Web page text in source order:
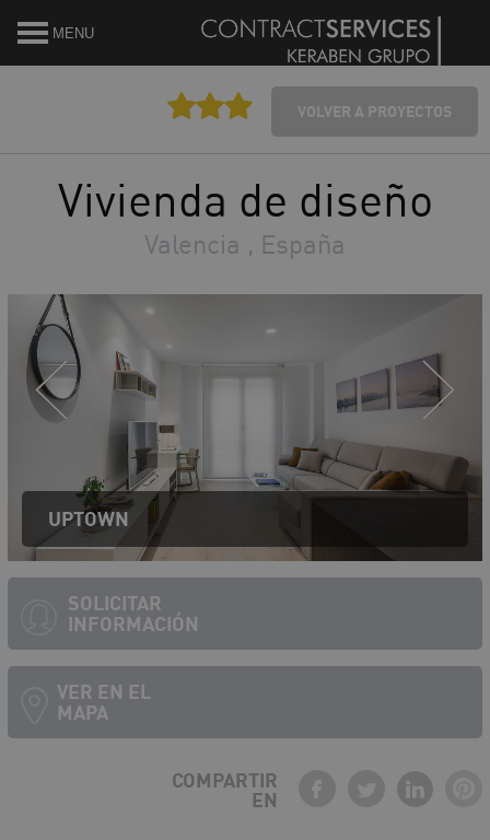
MENU
VOLVER A PROYECTOS
Vivienda de diseño
Valencia , España
SOLICITAR
INFORMACIÓN
VER EN EL
MAPA
UPTOWN
COMPARTIR
EN